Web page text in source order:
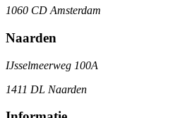
1060 CD Amsterdam
Naarden
IJsselmeerweg 100A
1411 DL Naarden